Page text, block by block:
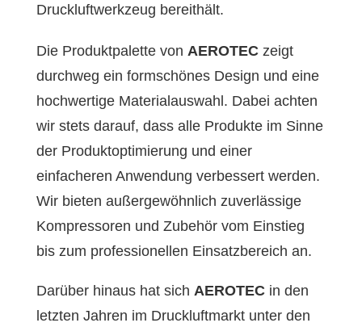
Druckluftwerkzeug bereithält.
Die Produktpalette von AEROTEC zeigt
durchweg ein formschönes Design und eine
hochwertige Materialauswahl. Dabei achten
wir stets darauf, dass alle Produkte im Sinne
der Produktoptimierung und einer
einfacheren Anwendung verbessert werden.
Wir bieten außergewöhnlich zuverlässige
Kompressoren und Zubehör vom Einstieg
bis zum professionellen Einsatzbereich an.
Darüber hinaus hat sich AEROTEC in den
letzten Jahren im Druckluftmarkt unter den